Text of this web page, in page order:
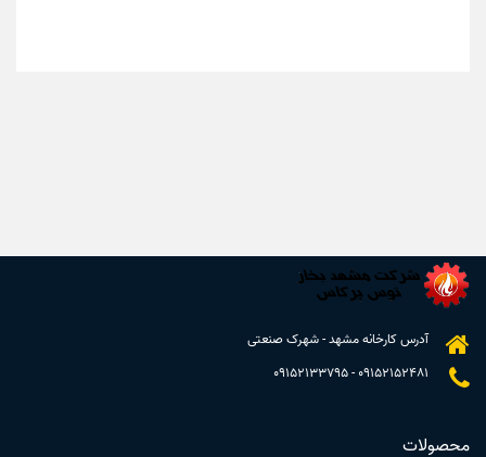
آدرس کارخانه مشهد - شهرک صنعتی
09152152481
-
09152133795
محصولات